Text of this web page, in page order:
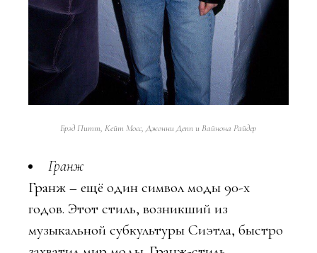
Брэд Питт, Кейт Мосс, Джонни Депп и Вайнона Райдер
Гранж
Гранж – ещё один символ моды 90-х
годов. Этот стиль, возникший из
музыкальной субкультуры Сиэтла, быстро